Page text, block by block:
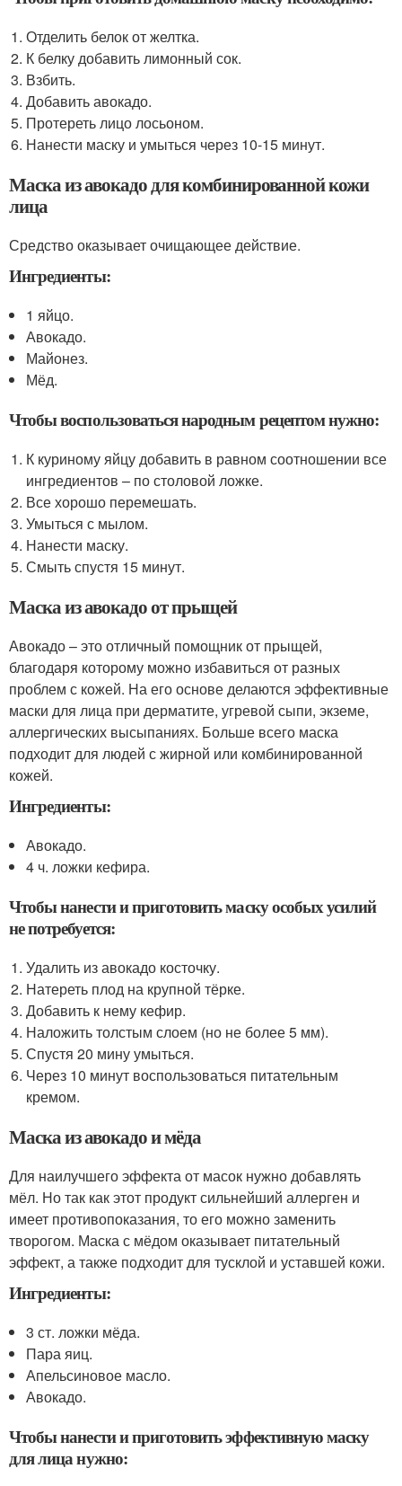
Отделить белок от желтка.
К белку добавить лимонный сок.
Взбить.
Добавить авокадо.
Протереть лицо лосьоном.
Нанести маску и умыться через 10-15 минут.
Маска из авокадо для комбинированной кожи
лица
Средство оказывает очищающее действие.
Ингредиенты:
1 яйцо.
Авокадо.
Майонез.
Мёд.
Чтобы воспользоваться народным рецептом нужно:
К куриному яйцу добавить в равном соотношении все
ингредиентов – по столовой ложке.
Все хорошо перемешать.
Умыться с мылом.
Нанести маску.
Смыть спустя 15 минут.
Маска из авокадо от прыщей
Авокадо – это отличный помощник от прыщей,
благодаря которому можно избавиться от разных
проблем с кожей. На его основе делаются эффективные
маски для лица при дерматите, угревой сыпи, экземе,
аллергических высыпаниях. Больше всего маска
подходит для людей с жирной или комбинированной
кожей.
Ингредиенты:
Авокадо.
4 ч. ложки кефира.
Чтобы нанести и приготовить маску особых усилий
не потребуется:
Удалить из авокадо косточку.
Натереть плод на крупной тёрке.
Добавить к нему кефир.
Наложить толстым слоем (но не более 5 мм).
Спустя 20 мину умыться.
Через 10 минут воспользоваться питательным
кремом.
Маска из авокадо и мёда
Для наилучшего эффекта от масок нужно добавлять
мёл. Но так как этот продукт сильнейший аллерген и
имеет противопоказания, то его можно заменить
творогом. Маска с мёдом оказывает питательный
эффект, а также подходит для тусклой и уставшей кожи.
Ингредиенты:
3 ст. ложки мёда.
Пара яиц.
Апельсиновое масло.
Авокадо.
Чтобы нанести и приготовить эффективную маску
для лица нужно: